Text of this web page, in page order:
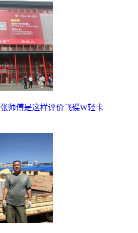
师傅是这样评价飞碟W轻卡